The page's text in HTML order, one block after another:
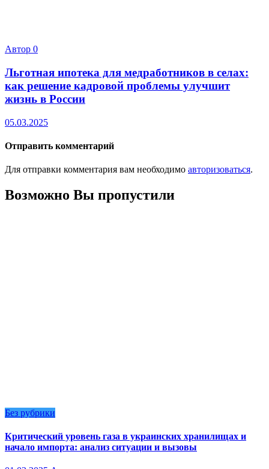
Автор 0
Льготная ипотека для медработников в селах:
как решение кадровой проблемы улучшит
жизнь в России
05.03.2025
Отправить комментарий
Для отправки комментария вам необходимо авторизоваться.
Возможно Вы пропустили
Без рубрики
Критический уровень газа в украинских хранилищах и
начало импорта: анализ ситуации и вызовы